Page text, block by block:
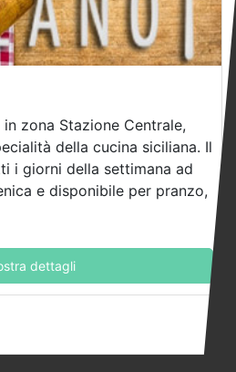
in zona Stazione Centrale,
della cucina siciliana. Il
i giorni della settimana ad
e disponibile per pranzo,
dettagli